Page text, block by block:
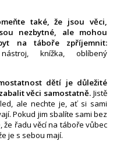
také, že jsou věci,
nezbytné, ale mohou
na táboře zpříjemnit:
knížka, oblíbený
dětí je důležité
věci samostatně. Jistě
ale nechte je, ať si sami
Pokud jim sbalíte sami bez
že řadu věcí na táboře vůbec
je s sebou mají.